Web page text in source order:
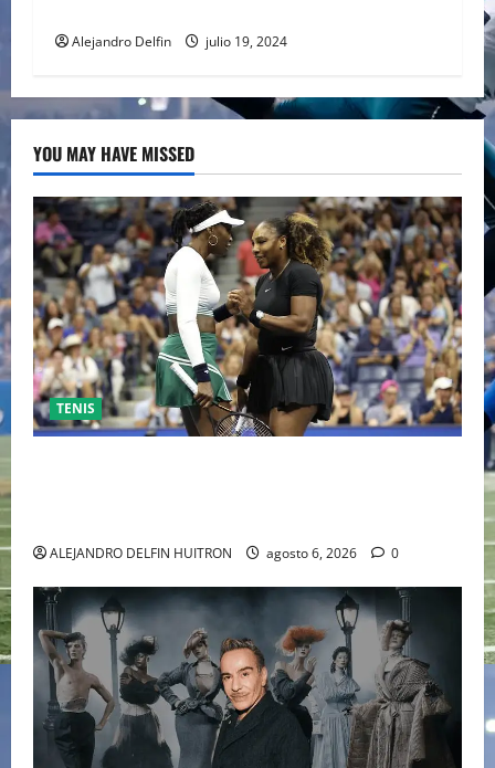
Alejandro Delfin julio 19, 2024
YOU MAY HAVE MISSED
TENIS
ALEJANDRO DELFIN HUITRON agosto 6, 2026 0